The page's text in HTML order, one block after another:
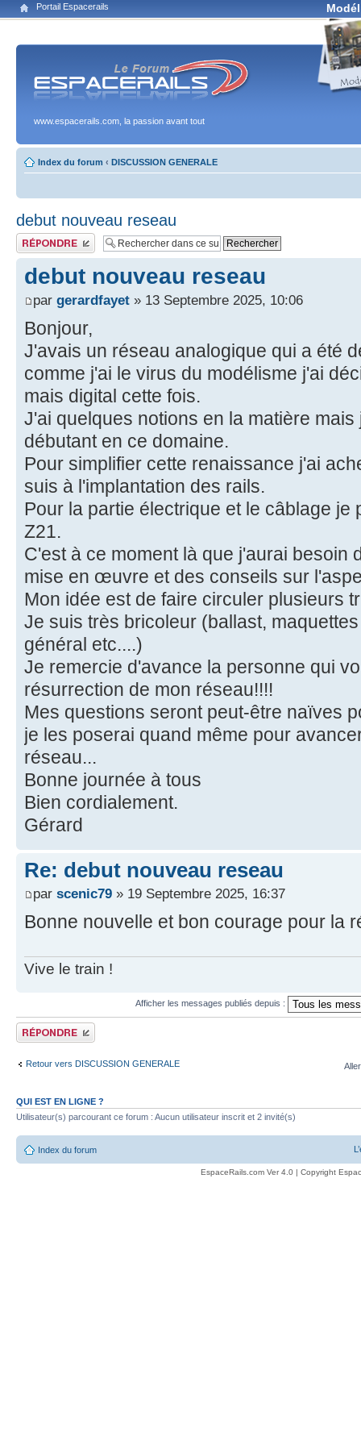
Portail Espacerails
www.espacerails.com, la passion avant tout
Index du forum ‹ DISCUSSION GENERALE
debut nouveau reseau
Publier une réponse
debut nouveau reseau
par gerardfayet » 13 Septembre 2025, 10:06
Bonjour,
J'avais un réseau analogique qui a été
comme j'ai le virus du modélisme j'ai
mais digital cette fois.
J'ai quelques notions en la matière
débutant en ce domaine.
Pour simplifier cette renaissance j'ai
suis à l'implantation des rails.
Pour la partie électrique et le câblage
Z21.
C'est à ce moment là que j'aurai besoin
mise en œuvre et des conseils sur
Mon idée est de faire circuler plusieurs
Je suis très bricoleur (ballast,
général etc....)
Je remercie d'avance la personne qui
résurrection de mon réseau!!!!
Mes questions seront peut-être naïves
je les poserai quand même pour
réseau...
Bonne journée à tous
Bien cordialement.
Gérard
Re: debut nouveau reseau
par scenic79 » 19 Septembre 2025, 16:37
Bonne nouvelle et bon courage pour la
Vive le train !
Afficher les messages publiés depuis :
Publier une réponse
Retour vers DISCUSSION GENERALE
QUI EST EN LIGNE ?
Utilisateur(s) parcourant ce forum : Aucun utilisateur inscrit et 2 invité(s)
Index du forum
EspaceRails.com Ver 4.0 | Copyright